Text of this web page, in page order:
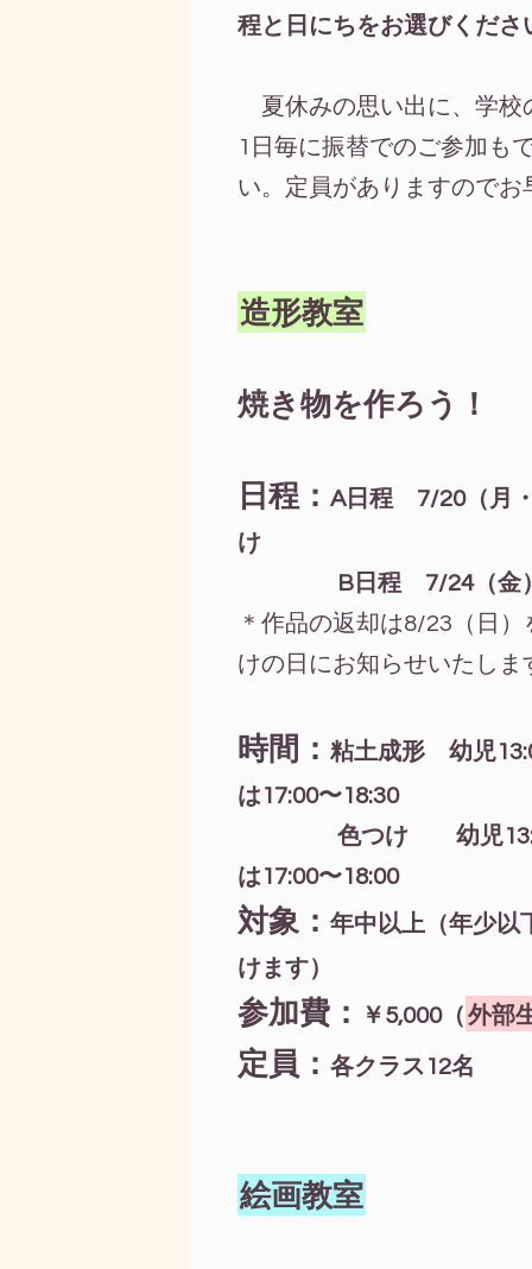
程と日にちをお選びくださ
夏休みの思い出に、学校
1日毎に振替でのご参加も
い。定員がありますのでお
造形教室
焼き物を作ろう！
日程： A日程 7/20（月
け
B日程 7/24（金）
＊作品の返却は8/23（日
けの日にお知らせいたしま
時間： 粘土成形 幼児
は17:00〜18:30
色つけ 幼児
は17:00〜18:00
対象： 年中以上（年少以
けます）
参加費： ￥5,000（外部
定員： 各クラス12名
絵画教室